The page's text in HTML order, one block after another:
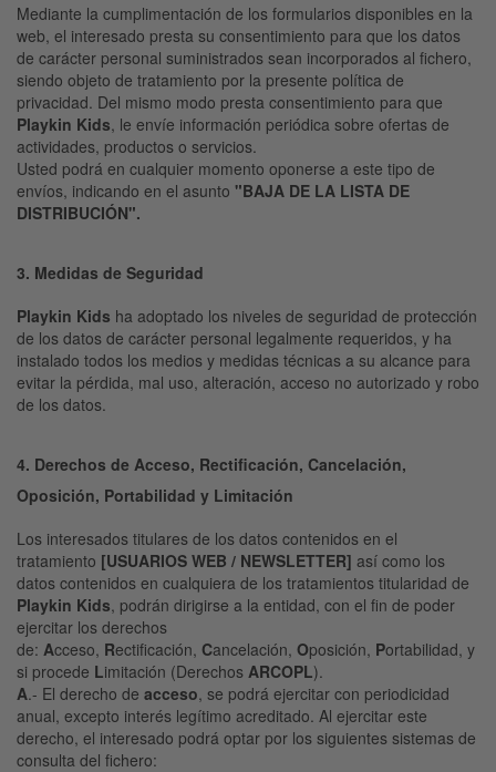
Mediante la cumplimentación de los formularios disponibles en la
web, el interesado presta su consentimiento para que los datos
de carácter personal suministrados sean incorporados al fichero,
siendo objeto de tratamiento por la presente política de
privacidad. Del mismo modo presta consentimiento para que
Playkin Kids, le envíe información periódica sobre ofertas de
actividades, productos o servicios.
Usted podrá en cualquier momento oponerse a este tipo de
envíos, indicando en el asunto "BAJA DE LA LISTA DE
DISTRIBUCIÓN".
3. Medidas de Seguridad
Playkin Kids ha adoptado los niveles de seguridad de protección
de los datos de carácter personal legalmente requeridos, y ha
instalado todos los medios y medidas técnicas a su alcance para
evitar la pérdida, mal uso, alteración, acceso no autorizado y robo
de los datos.
4. Derechos de Acceso, Rectificación, Cancelación,
Oposición, Portabilidad y Limitación
Los interesados titulares de los datos contenidos en el
tratamiento [USUARIOS WEB / NEWSLETTER] así como los
datos contenidos en cualquiera de los tratamientos titularidad de
Playkin Kids, podrán dirigirse a la entidad, con el fin de poder
ejercitar los derechos
de: Acceso, Rectificación, Cancelación, Oposición, Portabilidad, y
si procede Limitación (Derechos ARCOPL).
A.- El derecho de acceso, se podrá ejercitar con periodicidad
anual, excepto interés legítimo acreditado. Al ejercitar este
derecho, el interesado podrá optar por los siguientes sistemas de
consulta del fichero: